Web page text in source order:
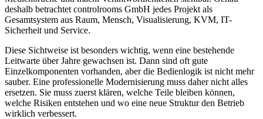
deshalb betrachtet controlrooms GmbH jedes Projekt als
Gesamtsystem aus Raum, Mensch, Visualisierung, KVM, IT-
Sicherheit und Service.
Diese Sichtweise ist besonders wichtig, wenn eine bestehende
Leitwarte über Jahre gewachsen ist. Dann sind oft gute
Einzelkomponenten vorhanden, aber die Bedienlogik ist nicht mehr
sauber. Eine professionelle Modernisierung muss daher nicht alles
ersetzen. Sie muss zuerst klären, welche Teile bleiben können,
welche Risiken entstehen und wo eine neue Struktur den Betrieb
wirklich verbessert.